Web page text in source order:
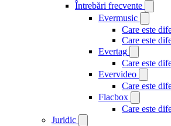
Întrebări frecvente
Evermusic
Care este
Care este
Evertag
Care este
Evervideo
Care este
Flacbox
Care este
Juridic